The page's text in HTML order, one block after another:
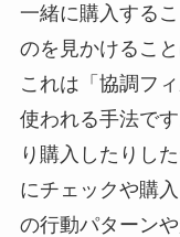
一緒に購入する
のを見かけるこ
これは「協調フ
使われる手法で
り購入したりし
にチェックや購
の行動パターン